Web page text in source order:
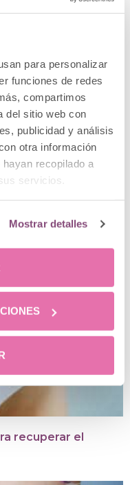
para personalizar
funciones de redes
compartimos
del sitio web con
publicidad y análisis
otra información
recopilado a
servicios.
Mostrar detalles
a los signos
de la mejor
lo avala,
sus manos.
recuperar el